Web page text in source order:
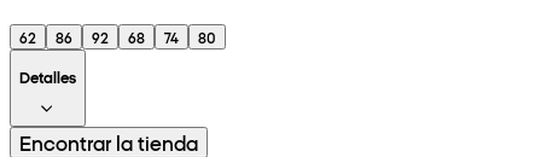
62 86 92 68 74
80
Detalles
Encontrar la tienda